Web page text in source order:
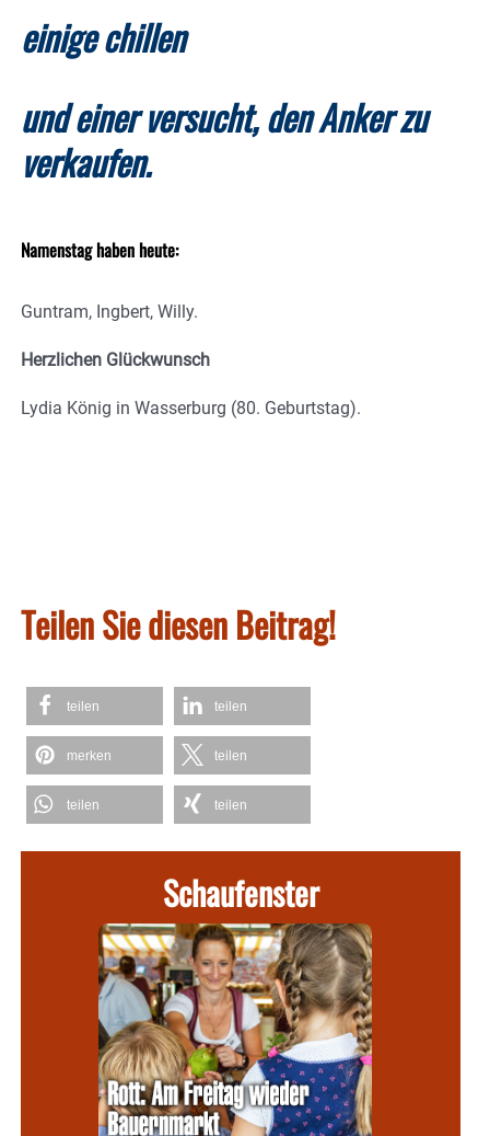
einige chillen
und einer versucht, den Anker zu
verkaufen.
Namenstag haben heute:
Guntram, Ingbert, Willy.
Herzlichen Glückwunsch
Lydia König in Wasserburg (80. Geburtstag).
Teilen Sie diesen Beitrag!
teilen teilen
merken teilen
teilen teilen
Schaufenster